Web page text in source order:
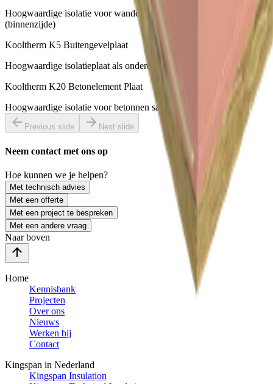
Hoogwaardige isolatie voor wanden en dakconstructies
(binnenzijde)
Kooltherm K5 Buitengevelplaat
Hoogwaardige isolatieplaat als onderdeel voor ETICS
Kooltherm K20 Betonelement Plaat
Hoogwaardige isolatie voor betonnen sandwich elementen
Previous slide Next slide
Neem contact met ons op
Hoe kunnen we je helpen?
Met technisch advies
Met een offerte
Met een project te bespreken
Met een andere vraag
Naar boven
Home
Kennisbank
Projecten
Over ons
Nieuws
Werken bij
Contact
Kingspan in Nederland
Kingspan Insulation